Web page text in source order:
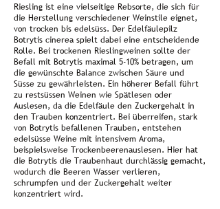
Riesling ist eine vielseitige Rebsorte, die sich für
die Herstellung verschiedener Weinstile eignet,
von trocken bis edelsüss. Der Edelfäulepilz
Botrytis cinerea spielt dabei eine entscheidende
Rolle. Bei trockenen Rieslingweinen sollte der
Befall mit Botrytis maximal 5-10% betragen, um
die gewünschte Balance zwischen Säure und
Süsse zu gewährleisten. Ein höherer Befall führt
zu restsüssen Weinen wie Spätlesen oder
Auslesen, da die Edelfäule den Zuckergehalt in
den Trauben konzentriert. Bei überreifen, stark
von Botrytis befallenen Trauben, entstehen
edelsüsse Weine mit intensivem Aroma,
beispielsweise Trockenbeerenauslesen. Hier hat
die Botrytis die Traubenhaut durchlässig gemacht,
wodurch die Beeren Wasser verlieren,
schrumpfen und der Zuckergehalt weiter
konzentriert wird.